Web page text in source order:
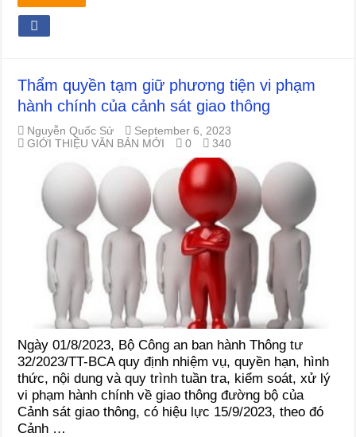
Thẩm quyền tạm giữ phương tiện vi phạm
hành chính của cảnh sát giao thông
Nguyễn Quốc Sử
September 6, 2023
GIỚI THIỆU VĂN BẢN MỚI
0 340
Ngày 01/8/2023, Bộ Công an ban hành Thông tư
32/2023/TT-BCA quy định nhiệm vụ, quyền hạn, hình
thức, nội dung và quy trình tuần tra, kiểm soát, xử lý
vi phạm hành chính về giao thông đường bộ của
Cảnh sát giao thông, có hiệu lực 15/9/2023, theo đó
Cảnh …